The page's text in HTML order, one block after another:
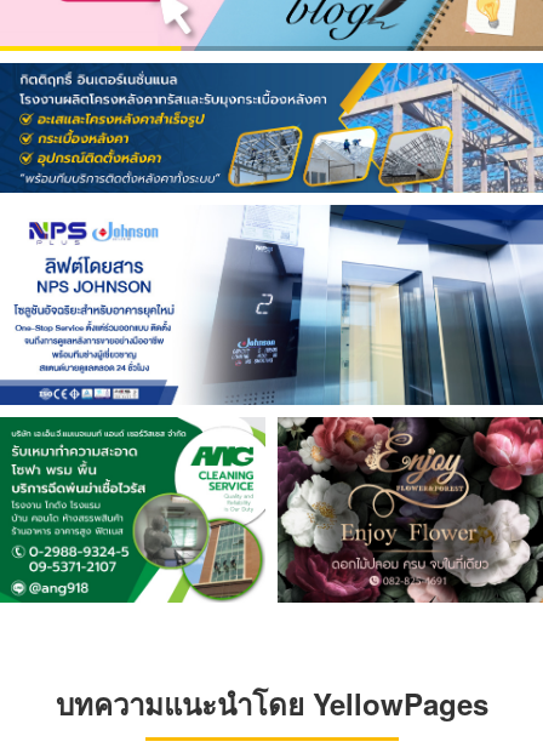
บทความแนะนำโดย YellowPages